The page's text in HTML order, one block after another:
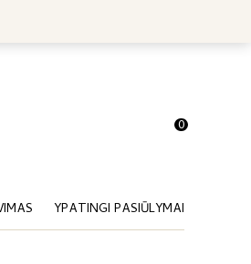
0
YPATINGI PASIŪLYMAI